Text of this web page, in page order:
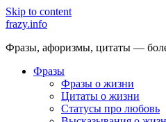
Skip to content
frazy.info
Фразы, афоризмы, цитаты —
Фразы
Фразы о жизни
Цитаты о жизни
Статусы про любовь